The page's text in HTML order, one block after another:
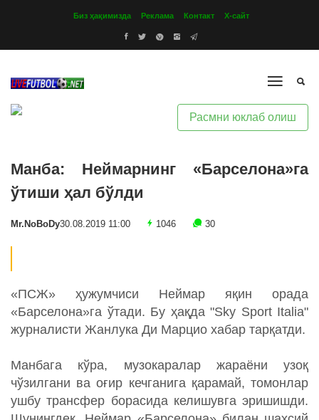
Биз ҳақимизда Реклама Контакт Х-сайт
Расмни юклаб олиш
Манба: Неймарнинг «Барселона»га
ўтиши ҳал бўлди
Mr.NoBoDy30.08.2019 11:00 1046 30
«ПСЖ» ҳужумчиси Неймар яқин орада
«Барселона»га ўтади. Бу ҳақда "Sky Sport Italia"
журналисти Жанлука Ди Марцио хабар тарқатди.
Манбага кўра, музокаралар жараёни узоқ
чўзилгани ва оғир кечганига қарамай, томонлар
ушбу трансфер борасида келишувга эришишди.